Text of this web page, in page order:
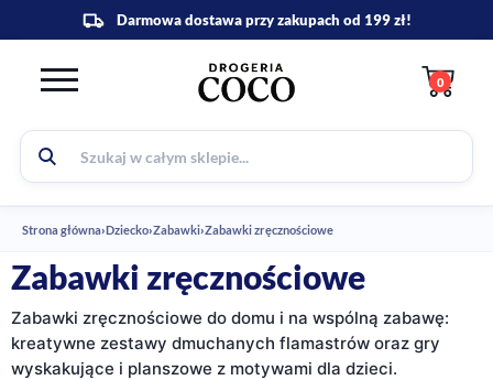
0
Strona główna›Dziecko›Zabawki›Zabawki zręcznościowe
Zabawki zręcznościowe
Zabawki zręcznościowe do domu i na wspólną zabawę:
kreatywne zestawy dmuchanych flamastrów oraz gry
wyskakujące i planszowe z motywami dla dzieci.